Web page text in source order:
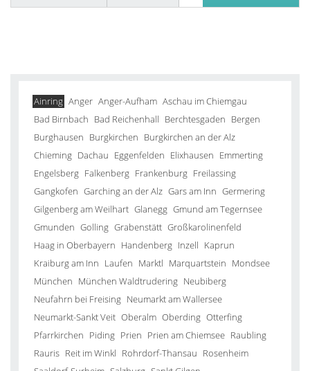
Ainring Anger Anger-Aufham Aschau im Chiemgau
Bad Birnbach Bad Reichenhall Berchtesgaden Bergen
Burghausen Burgkirchen Burgkirchen an der Alz
Chieming Dachau Eggenfelden Elixhausen Emmerting
Engelsberg Falkenberg Frankenburg Freilassing
Gangkofen Garching an der Alz Gars am Inn Germering
Gilgenberg am Weilhart Glanegg Gmund am Tegernsee
Gmunden Golling Grabenstätt Großkarolinenfeld
Haag in Oberbayern Handenberg Inzell Kaprun
Kraiburg am Inn Laufen Marktl Marquartstein Mondsee
München München Waldtrudering Neubiberg
Neufahrn bei Freising Neumarkt am Wallersee
Neumarkt-Sankt Veit Oberalm Oberding Otterfing
Pfarrkirchen Piding Prien Prien am Chiemsee Raubling
Rauris Reit im Winkl Rohrdorf-Thansau Rosenheim